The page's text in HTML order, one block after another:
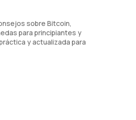
sobre Bitcoin,
para principiantes y
y actualizada para